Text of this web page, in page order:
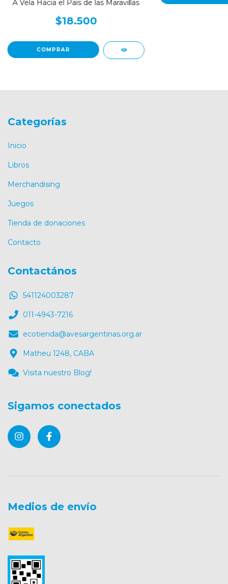
A Vela Hacia el País de las Maravillas
$18.500
Categorías
Inicio
Libros
Merchandising
Juegos
Tienda de donaciones
Contacto
Contactános
541124003287
011-4943-7216
ecotienda@avesargentinas.org.ar
Matheu 1248, CABA
Visita nuestro Blog!
Sigamos conectados
Medios de envío